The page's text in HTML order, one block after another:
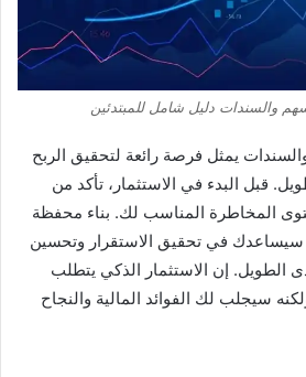
والسندات دليل شامل للمبتدئين
يمثل فرصة رائعة لتحقيق الربح
قبل البدء في الاستثمار، تأكد من
المخاطرة المناسب لك. بناء محفظة
سيساعدك في تحقيق الاستقرار وتحسين
الطويل. إن الاستثمار الذكي يتطلب
سيجلب لك الفوائد المالية والنجاح